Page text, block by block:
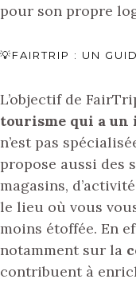
pour son propre
💡FAIRTRIP : UN
L’objectif de
tourisme qui a
n’est pas
propose aussi des
magasins,
le lieu où vous
moins étoffée. En
notamment sur la
contribuent à